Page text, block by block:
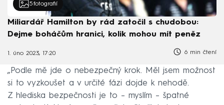
5 fotografií
Miliardář Hamilton by rád zatočil s chudobou:
Dejme boháčům hranici, kolik mohou mít peněz
1. úno 2023, 17:20 6 min čtení
„Podle mě jde o nebezpečný krok. Měl jsem možnost
si to vyzkoušet a v určité fázi dojde k nehodě.
Z hlediska bezpečnosti je to – myslím – špatné